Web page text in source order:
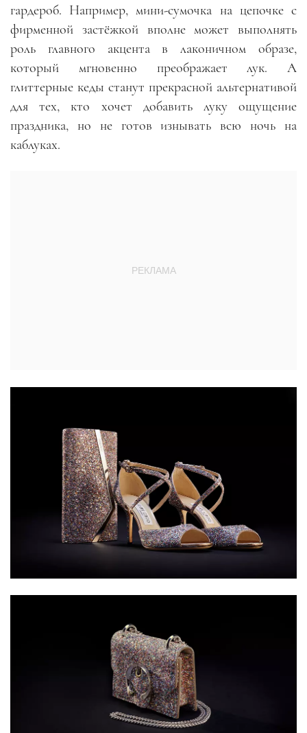
гардероб. Например, мини-сумочка на цепочке с
фирменной застёжкой вполне может выполнять
роль главного акцента в лаконичном образе,
который мгновенно преображает лук. А
глиттерные кеды станут прекрасной альтернативой
для тех, кто хочет добавить луку ощущение
праздника, но не готов изнывать всю ночь на
каблуках.